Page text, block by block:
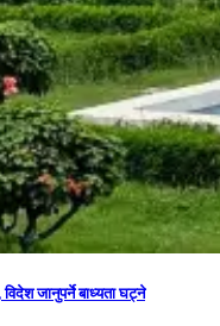
विदेश जानुपर्ने बाध्यता घट्ने